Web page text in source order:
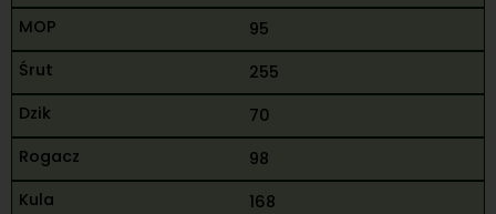
95
255
70
98
168